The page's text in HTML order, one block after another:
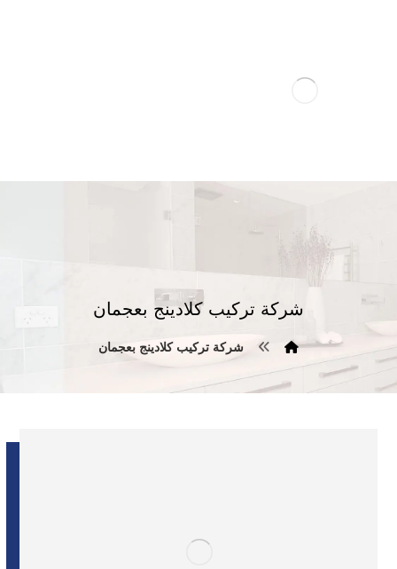
شركة تركيب كلادينج بعجمان
شركة تركيب كلادينج بعجمان